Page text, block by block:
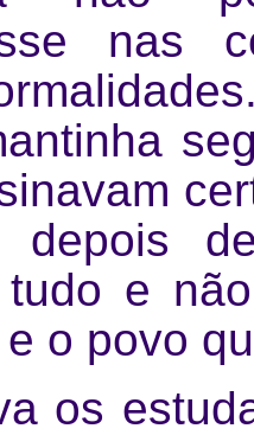
nas
depois
tudo e
o povo
os